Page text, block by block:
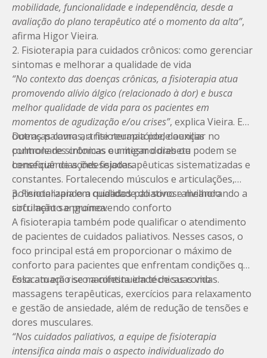
mobilidade, funcionalidade e independência, desde a
avaliação do plano terapêutico até o momento da alta”,
afirma Higor Vieira.
2. Fisioterapia para cuidados crônicos: como gerenciar
sintomas e melhorar a qualidade de vida
“No contexto das doenças crônicas, a fisioterapia atua
promovendo alívio álgico (relacionado à dor) e busca
melhor qualidade de vida para os pacientes em
momentos de agudização e/ou crises”, explica Vieira. Em
outras palavras, a fisioterapia pode auxiliar no
controle de sintomas e mitigar dores ou
consequências indesejadas.
Doenças como artrite reumatóide, doenças
pulmonares crônicas ou mesmo diabete podem se
beneficiar de ações fisioterapêuticas sistematizadas e
constantes. Fortalecendo músculos e articulações,
potencializando a qualidade do sono e melhorando a
circulação sanguínea.
3. Fisioterapia em cuidados paliativos: aliviando
sofrimento e promovendo conforto
A fisioterapia também pode qualificar o atendimento
de pacientes de cuidados paliativos. Nesses casos, o
foco principal está em proporcionar o máximo de
conforto para pacientes que enfrentam condições que
colocam em risco a continuidade de suas vidas.
Essa atuação se manifesta em técnicas como
massagens terapêuticas, exercícios para relaxamento
e gestão de ansiedade, além de redução de tensões e
dores musculares.
“Nos cuidados paliativos, a equipe de fisioterapia
intensifica ainda mais o aspecto individualizado do